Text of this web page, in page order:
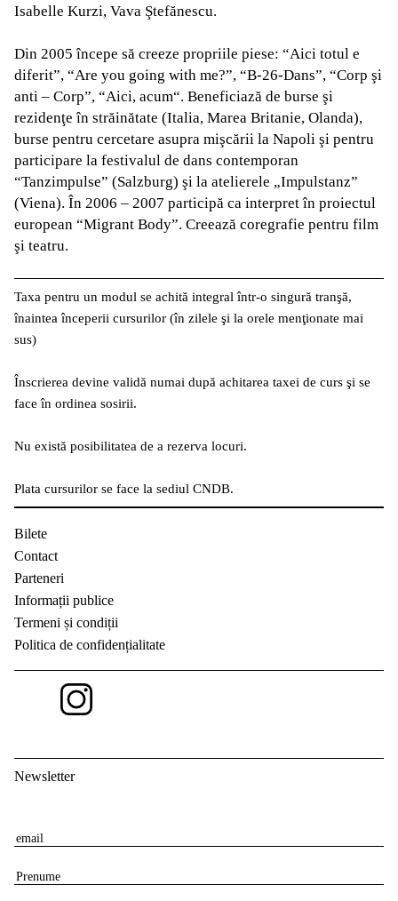
Isabelle Kurzi, Vava Ştefănescu.
Din 2005 începe să creeze propriile piese: “Aici totul e
diferit”, “Are you going with me?”, “B-26-Dans”, “Corp şi
anti – Corp”, “Aici, acum“. Beneficiază de burse şi
rezidenţe în străinătate (Italia, Marea Britanie, Olanda),
burse pentru cercetare asupra mişcării la Napoli şi pentru
participare la festivalul de dans contemporan
“Tanzimpulse” (Salzburg) şi la atelierele „Impulstanz”
(Viena). În 2006 – 2007 participă ca interpret în proiectul
european “Migrant Body”. Creează coregrafie pentru film
şi teatru.
Taxa pentru un modul se achită integral într-o singură tranşă,
înaintea începerii cursurilor (în zilele şi la orele menţionate mai
sus)
Înscrierea devine validă numai după achitarea taxei de curs şi se
face în ordinea sosirii.
Nu există posibilitatea de a rezerva locuri.
Plata cursurilor se face la sediul CNDB.
Bilete
Contact
Parteneri
Informații publice
Termeni și condiții
Politica de confidențialitate
Newsletter
E
aP